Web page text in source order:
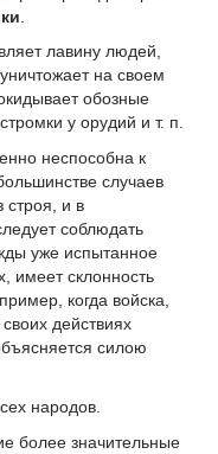
лавину людей,
на своем
обозные
у орудий и т. п.
неспособна к
случаев
строя, и в
соблюдать
уже испытанное
имеет склонность
когда войска,
действиях
силою
народов.
более значительные